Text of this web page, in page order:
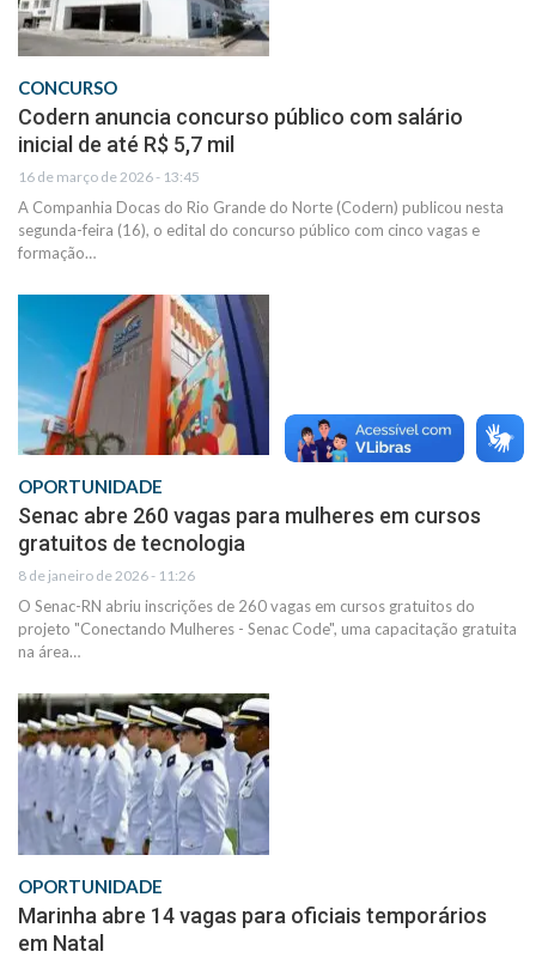
CONCURSO
Codern anuncia concurso público com salário
inicial de até R$ 5,7 mil
16 de março de 2026 - 13:45
A Companhia Docas do Rio Grande do Norte (Codern) publicou nesta
segunda-feira (16), o edital do concurso público com cinco vagas e
formação…
OPORTUNIDADE
Senac abre 260 vagas para mulheres em cursos
gratuitos de tecnologia
8 de janeiro de 2026 - 11:26
O Senac-RN abriu inscrições de 260 vagas em cursos gratuitos do
projeto "Conectando Mulheres - Senac Code", uma capacitação gratuita
na área…
OPORTUNIDADE
Marinha abre 14 vagas para oficiais temporários
em Natal